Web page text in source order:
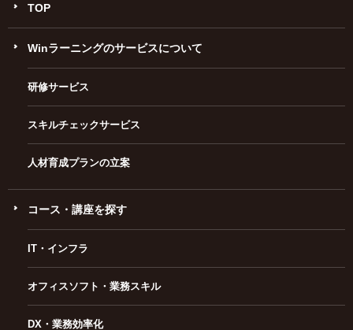
TOP
Winラーニングのサービスについて
研修サービス
スキルチェックサービス
人材育成プランの立案
コース・講座を探す
IT・インフラ
オフィスソフト・業務スキル
DX・業務効率化